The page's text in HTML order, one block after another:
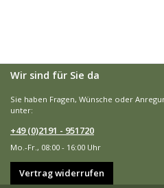
Wir sind für Sie da
Sie haben Fragen, Wünsche oder
unter:
+49 (0)2191 - 951720
Mo.-Fr., 08:00 - 16:00 Uhr
Vertrag widerrufen